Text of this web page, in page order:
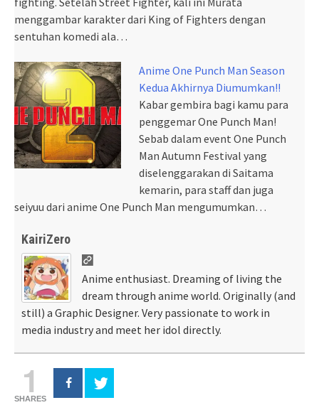
menggambar karakter dari King of Fighters dengan
sentuhan komedi ala…
Anime One Punch Man Season
Kedua Akhirnya Diumumkan!!
Kabar gembira bagi kamu para
penggemar One Punch Man!
Sebab dalam event One Punch
Man Autumn Festival yang
diselenggarakan di Saitama
kemarin, para staff dan juga
seiyuu dari anime One Punch Man mengumumkan…
KairiZero
Anime enthusiast. Dreaming of living the
dream through anime world. Originally (and
still) a Graphic Designer. Very passionate to work in
media industry and meet her idol directly.
1
SHARES